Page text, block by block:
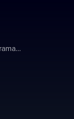
Akademické divadlo dramatu Lesji Ukrajinky